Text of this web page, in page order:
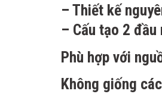
– Thiết kế
– Cấu tạo 2
Phù hợp với
Không giống